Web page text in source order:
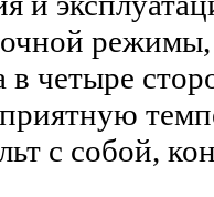
в четыре
с собой,